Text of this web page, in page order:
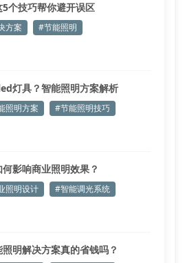
个技巧帮你避开误区
方案 #节能照明
灯具？智能照明方案解析
照明方案 #节能照明技巧
影响商业照明效果？
照明设计 #智能调光系统
明解决方案真的省钱吗？